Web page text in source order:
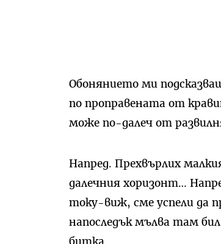
Обонянието ми
по проправената от
може по-далеч от
Напред. Прехвърлих
далечния хоризонт…
току-виж, сме успели да
напоследък мълва там
битка.